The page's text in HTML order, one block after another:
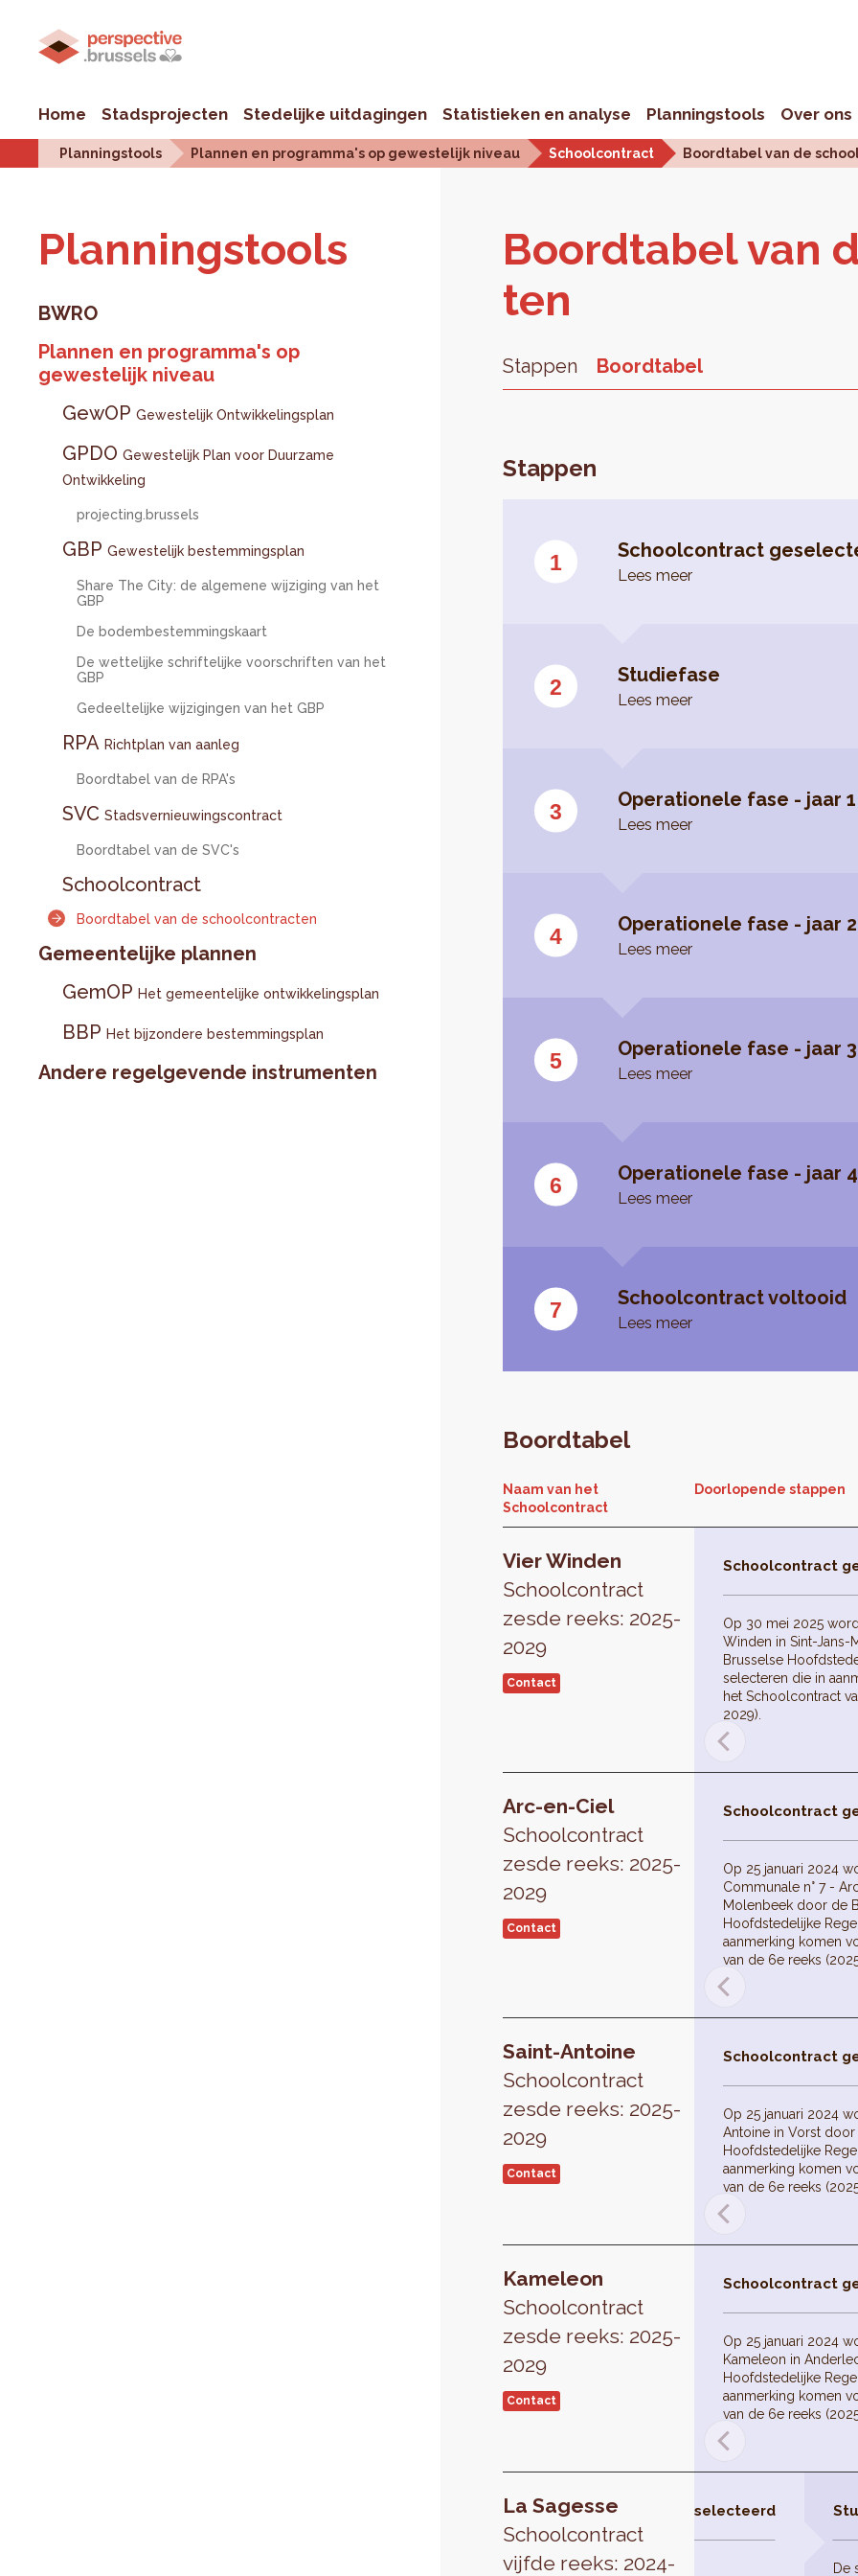
Home Stadsprojecten Stedelijke uitdagingen Statistieken en analyse Planningstools Over ons
Planningstools Plannen en programma's op gewestelijk niveau Schoolcontract Boordtabel van de
Plan­ningstools
BWRO
Plannen en programma's op
gewestelijk niveau
GewOP Gewestelijk Ontwikkelingsplan
GPDO Gewestelijk Plan voor Duurzame
Ontwikkeling
projecting.brussels
GBP Gewestelijk bestemmingsplan
Share The City: de algemene wijziging van het
GBP
De bodembestemmingskaart
De wettelijke schriftelijke voorschriften van het
GBP
Gedeeltelijke wijzigingen van het GBP
RPA Richtplan van aanleg
Boordtabel van de RPA's
SVC Stadsvernieuwingscontract
Boordtabel van de SVC's
Schoolcontract
Boordtabel van de schoolcontracten
Gemeentelijke plannen
GemOP Het gemeentelijke ontwikkelingsplan
BBP Het bijzondere bestemmingsplan
Andere regelgevende instrumenten
Boord­ta­bel van
ten
Stappen Boordtabel
Stappen
Schoolcontract
Lees meer
Studiefase
Lees meer
Operationele fase - jaar 1
Lees meer
Operationele fase - jaar 2
Lees meer
Operationele fase - jaar 3
Lees meer
Operationele fase - jaar 4
Lees meer
Schoolcontract voltooid
Lees meer
Boordtabel
Naam van het
Schoolcontract
Doorlopende stappen
Vier Winden
Schoolcontract
zesde reeks: 2025-
2029
Contact
Schoolcontract
Op 30 mei 2025
Winden in Sint-
Brusselse
selecteren die in
het Schoolcontract
2029).
Arc-en-Ciel
Schoolcontract
zesde reeks: 2025-
2029
Contact
Schoolcontract
Op 25 januari 2024
Communale n° 7 -
Molenbeek door de
Hoofdstedelijke
aanmerking komen
van de 6e reeks
Saint-Antoine
Schoolcontract
zesde reeks: 2025-
2029
Contact
Schoolcontract
Op 25 januari 2024
Antoine in Vorst
Hoofdstedelijke
aanmerking komen
van de 6e reeks
Kameleon
Schoolcontract
zesde reeks: 2025-
2029
Contact
Schoolcontract
Op 25 januari 2024
Kameleon in
Hoofdstedelijke
aanmerking komen
van de 6e reeks
La Sagesse
Schoolcontract
vijfde reeks: 2024-
Schoolcontract geselecteerd
De